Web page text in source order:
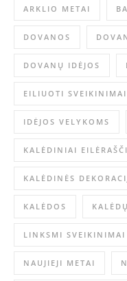
ARKLIO METAI
DOVANOS
DOVANŲ IDĖJOS
EILIUOTI SVEIKINIMAI
IDĖJOS VELYKOMS
KALĖDINIAI
KALĖDINĖS
KALĖDOS
LINKSMI SVEIKINIMAI
NAUJIEJI METAI